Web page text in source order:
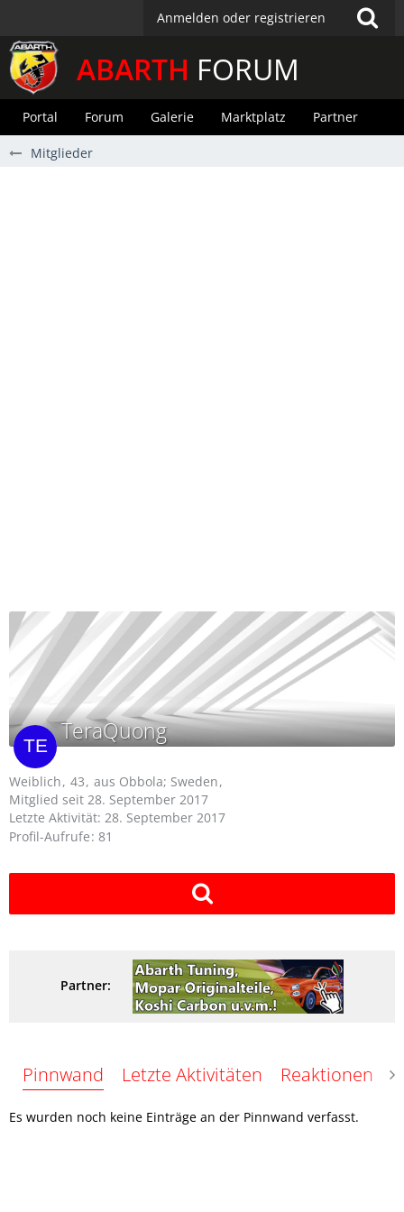
Anmelden oder registrieren
ABARTH FORUM
Portal Forum Galerie Marktplatz Partner
Mitglieder
TeraQuong
Weiblich 43 aus Obbola; Sweden
Mitglied seit 28. September 2017
Letzte Aktivität: 28. September 2017
Profil-Aufrufe 81
Partner:
Pinnwand Letzte Aktivitäten Reaktionen
Es wurden noch keine Einträge an der Pinnwand verfasst.